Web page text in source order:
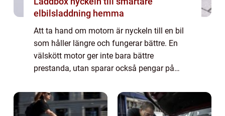
elbilsladdning hemma
Att ta hand om motorn är nyckeln till en bil
som håller längre och fungerar bättre. En
välskött motor ger inte bara bättre
prestanda, utan sparar också pengar på